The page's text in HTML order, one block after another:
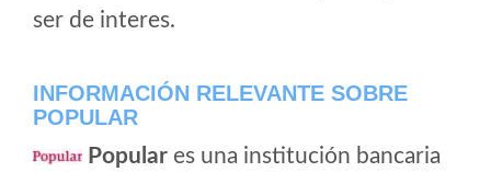
ser de interes.
INFORMACIÓN RELEVANTE SOBRE
POPULAR
Popular es una institución bancaria